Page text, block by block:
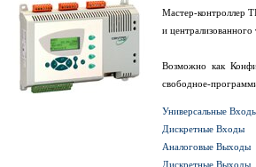
Мастер-контроллер
и
Возможно как
свободное-
Универсальные
Дискретные Входы
Аналоговые Выходы
Дискретные Выходы